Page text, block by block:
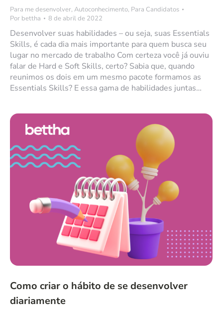
Para me desenvolver, Autoconhecimento, Para Candidatos
Por bettha 8 de abril de 2022
Desenvolver suas habilidades – ou seja, suas Essentials
Skills, é cada dia mais importante para quem busca seu
lugar no mercado de trabalho Com certeza você já ouviu
falar de Hard e Soft Skills, certo? Sabia que, quando
reunimos os dois em um mesmo pacote formamos as
Essentials Skills? E essa gama de habilidades juntas…
Como criar o hábito de se desenvolver
diariamente